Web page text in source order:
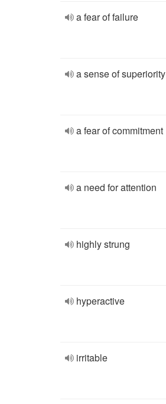
a fear of failure
a sense of superiority
a fear of commitment
a need for attention
highly strung
hyperactive
irritable